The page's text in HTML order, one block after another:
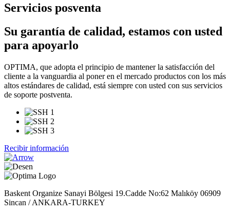
Servicios posventa
Su garantía de calidad, estamos con usted
para apoyarlo
OPTIMA, que adopta el principio de mantener la satisfacción del
cliente a la vanguardia al poner en el mercado productos con los más
altos estándares de calidad, está siempre con usted con sus servicios
de soporte postventa.
Recibir información
Baskent Organize Sanayi Bölgesi 19.Cadde No:62 Malıköy 06909
Sincan / ANKARA-TURKEY